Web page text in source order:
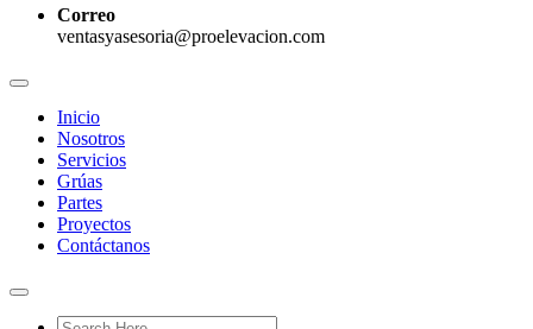
Correo
ventasyasesoria@proelevacion.com
Inicio
Nosotros
Servicios
Grúas
Partes
Proyectos
Contáctanos